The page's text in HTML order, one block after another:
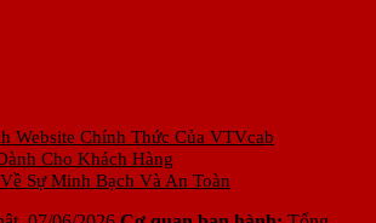
Website Chính Thức Của VTVcab
Cho Khách Hàng
Sự Minh Bạch Và An Toàn